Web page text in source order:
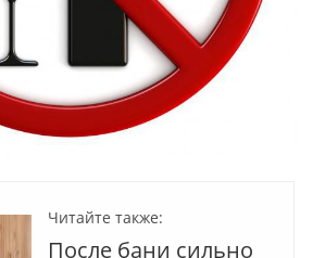
Читайте также:
После бани сильно